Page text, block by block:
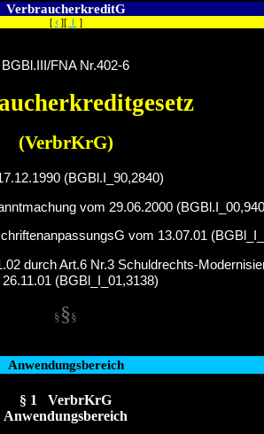
VerbraucherkreditG
[ ‹][ I ]
BGBl.III/FNA Nr.402-6
(VerbrKrG)
(BGBl.I_90,2840)
vom 29.06.2000
vom 13.07.01
durch Art.6 Nr.3 Schuldrechts-
(BGBl_I_01,3138)
§ § §
Anwendungsbereich
§ 1 VerbrKrG
Anwendungsbereich